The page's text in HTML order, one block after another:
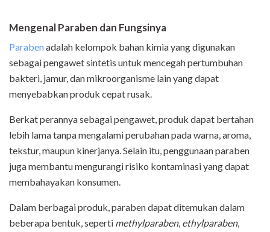
Mengenal Paraben dan Fungsinya
Parabenadalah kelompok bahan kimia yang digunakan
sebagai pengawet sintetis untuk mencegah pertumbuhan
bakteri, jamur, dan mikroorganisme lain yang dapat
menyebabkan produk cepat rusak.
Berkat perannya sebagai pengawet, produk dapat bertahan
lebih lama tanpa mengalami perubahan pada warna, aroma,
tekstur, maupun kinerjanya. Selain itu, penggunaan paraben
juga membantu mengurangi risiko kontaminasi yang dapat
membahayakan konsumen.
Dalam berbagai produk, paraben dapat ditemukan dalam
beberapa bentuk, seperti methylparaben, ethylparaben,